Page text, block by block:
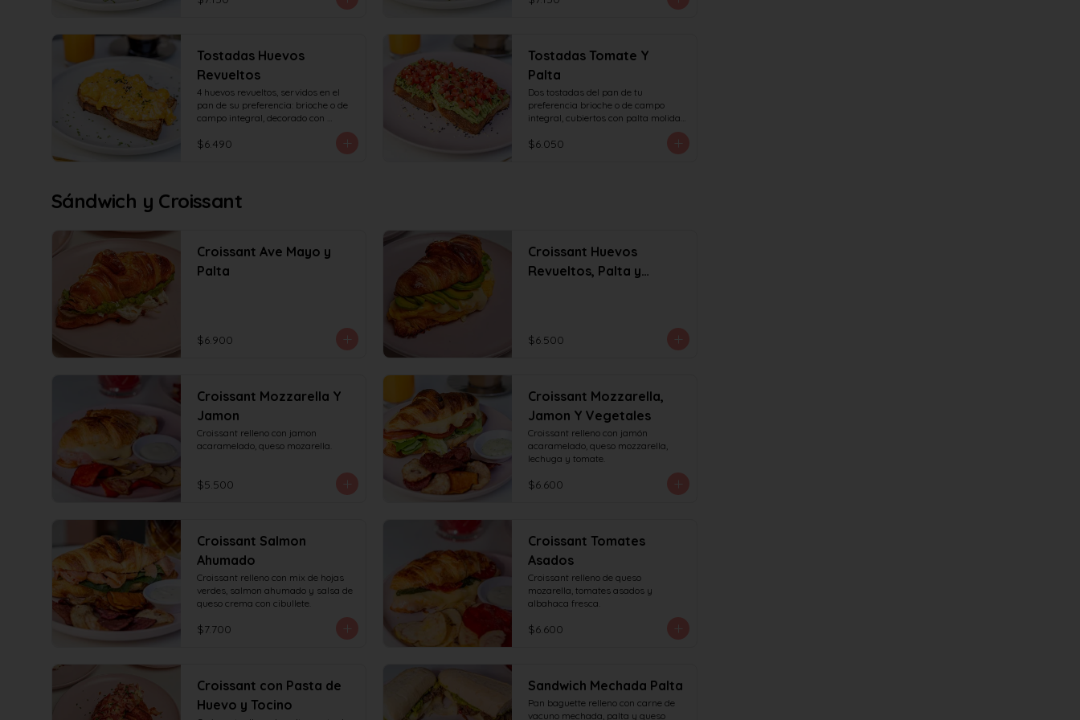
Tostadas Huevos
Revueltos
4 huevos revueltos, servidos en el
pan de su preferencia: brioche o de
campo integral, decorado con
$6.490
Tostadas Tomate Y
Palta
Dos tostadas del pan de tu
preferencia brioche o de campo
integral, cubiertos con palta molida
sésamo o ciboulette.
$6.050
Sándwich y Croissant
Croissant Ave Mayo y
Palta
$6.900
Croissant Huevos
Revueltos, Palta y
$6.500
Croissant Mozzarella Y
Jamon
Croissant relleno con jamon
acaramelado, queso mozarella.
$5.500
Croissant Mozzarella,
Jamon Y Vegetales
Croissant relleno con jamón
acaramelado, queso mozzarella,
lechuga y tomate.
$6.600
Croissant Salmon
Ahumado
Croissant relleno con mix de hojas
verdes, salmon ahumado y salsa de
queso crema con cibullete.
$7.700
Croissant Tomates
Asados
Croissant relleno de queso
mozarella, tomates asados y
albahaca fresca.
$6.600
Croissant con Pasta de
Huevo y Tocino
Sandwich Mechada Palta
Pan baguette relleno con carne de
vacuno mechada, palta y queso